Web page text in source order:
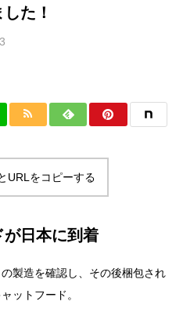
た！
URLをコピーする
が日本に到着
製造を確認し、その後梱包され
ットフード。